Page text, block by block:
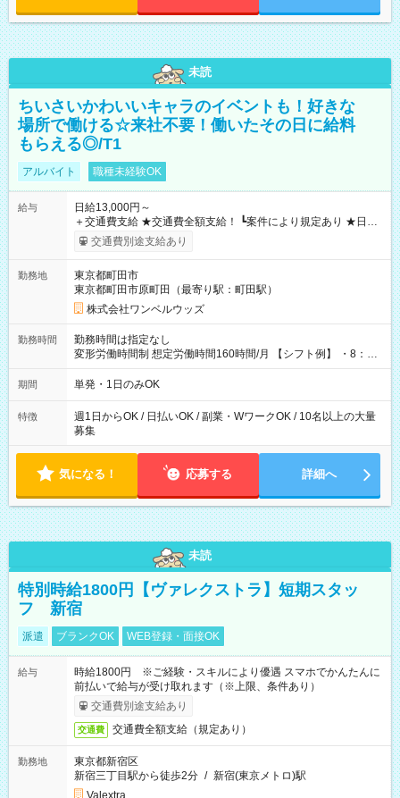
未読
ちいさいかわいいキャラのイベントも！好きな
場所で働ける☆来社不要！働いたその日に給料
もらえる◎/T1
アルバイト 職種未経験OK
給与
日給13,000円～
＋交通費支給 ★交通費全額支給！ ┗案件により規定あり ★日払
いOK！（規定あり） ┗働いたその日に現金GET♪ お仕事後はコ
ンビニATMから 日払い分を引き落とせます！ 【試用期間】試
交通費別途支給あり
勤務地
東京都町田市
東京都町田市原町田（最寄り駅：町田駅）
株式会社ワンベルウッズ
勤務時間
勤務時間は指定なし
変形労働時間制 想定労働時間160時間/月 【シフト例】 ・8：00
～21：00
期間 単発・1日のみOK
特徴
週1日からOK / 日払いOK / 副業・WワークOK / 10名以上の大量
募集
気になる！ 応募する 詳細へ
未読
特別時給1800円【ヴァレクストラ】短期スタッ
フ 新宿
派遣 ブランクOK WEB登録・面接OK
給与
時給1800円 ※ご経験・スキルにより優遇 スマホでかんたんに
前払いで給与が受け取れます（※上限、条件あり）
交通費別途支給あり
交通費 交通費全額支給（規定あり）
勤務地
東京都新宿区
新宿三丁目駅から徒歩2分 / 新宿(東京メトロ)駅
Valextra